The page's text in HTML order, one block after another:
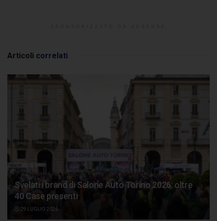
Articoli correlati
Svelati i brand di Salone Auto Torino 2026: oltre
40 Case presenti
29 LUGLIO 2026